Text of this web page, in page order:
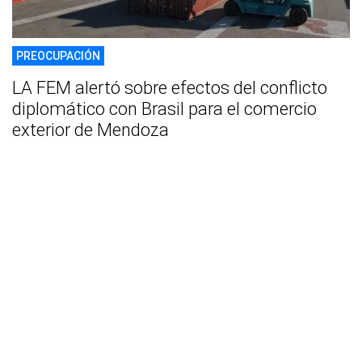
PREOCUPACIÓN
LA FEM alertó sobre efectos del conflicto
diplomático con Brasil para el comercio
exterior de Mendoza